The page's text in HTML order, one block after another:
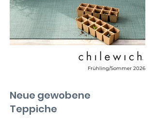
Frühling/Sommer 2026
Neue gewobene
Teppiche